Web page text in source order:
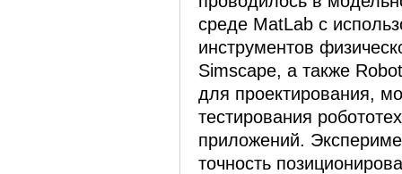
среде MatLab с
инструментов
Simscape, а также
для проектирования,
тестирования
приложений.
точность